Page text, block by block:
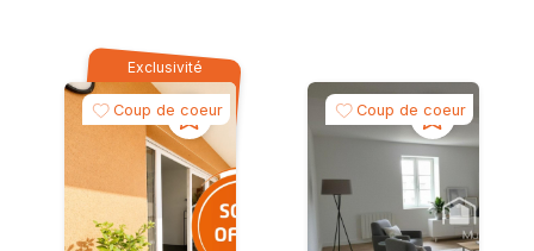
Exclusivité
Coup de coeur Coup de coeur